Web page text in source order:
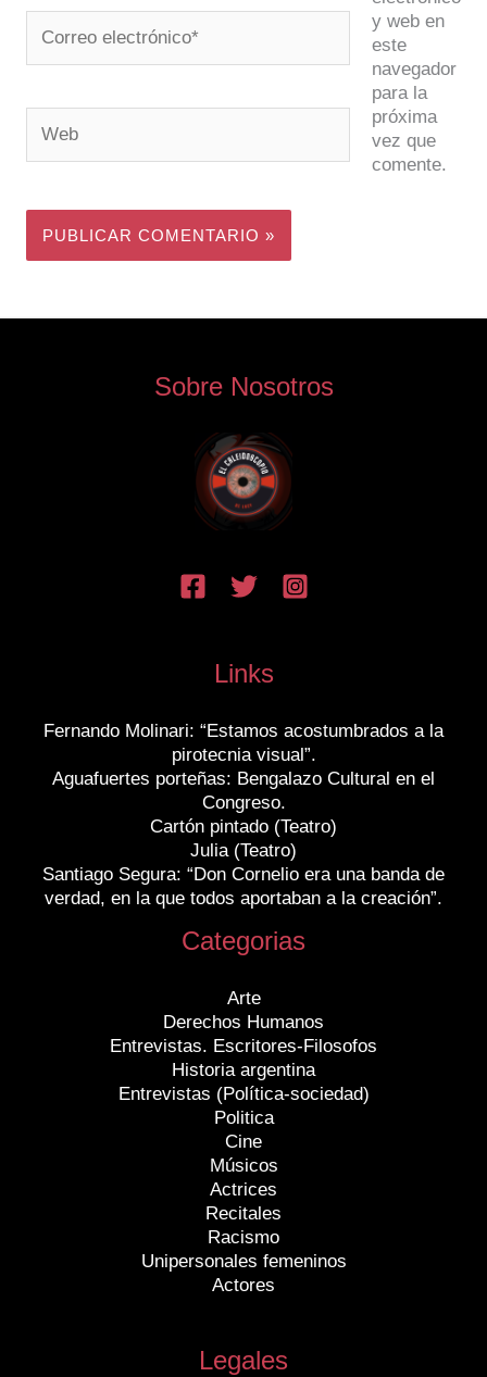
electrónico*
y web en
este
navegador
para la
próxima
vez que
comente.
Sobre Nosotros
Links
Fernando Molinari: “Estamos acostumbrados a la
pirotecnia visual”.
Aguafuertes porteñas: Bengalazo Cultural en el
Congreso.
Cartón pintado (Teatro)
Julia (Teatro)
Santiago Segura: “Don Cornelio era una banda de
verdad, en la que todos aportaban a la creación”.
Categorias
Arte
Derechos Humanos
Entrevistas. Escritores-Filosofos
Historia argentina
Entrevistas (Política-sociedad)
Politica
Cine
Músicos
Actrices
Recitales
Racismo
Unipersonales femeninos
Actores
Legales